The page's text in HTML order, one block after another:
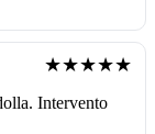
★★★★★
Intervento